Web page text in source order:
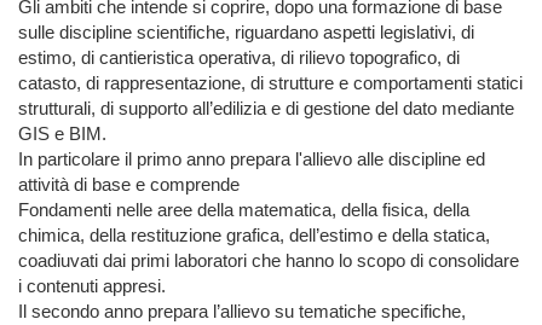
Gli ambiti che intende si coprire, dopo una formazione di base
sulle discipline scientifiche, riguardano aspetti legislativi, di
estimo, di cantieristica operativa, di rilievo topografico, di
catasto, di rappresentazione, di strutture e comportamenti statici
strutturali, di supporto all’edilizia e di gestione del dato mediante
GIS e BIM.
In particolare il primo anno prepara l'allievo alle discipline ed
attività di base e comprende
Fondamenti nelle aree della matematica, della fisica, della
chimica, della restituzione grafica, dell’estimo e della statica,
coadiuvati dai primi laboratori che hanno lo scopo di consolidare
i contenuti appresi.
Il secondo anno prepara l’allievo su tematiche specifiche,